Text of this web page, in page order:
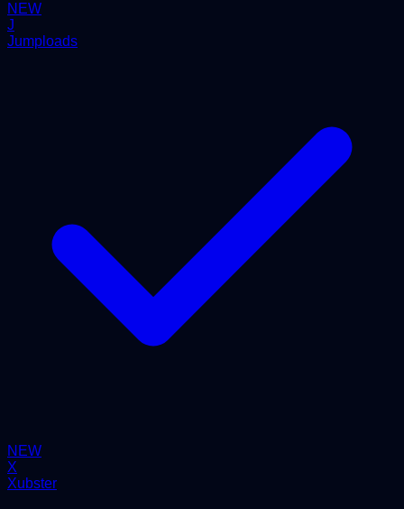
NEW
J
Jumploads
NEW
X
Xubster